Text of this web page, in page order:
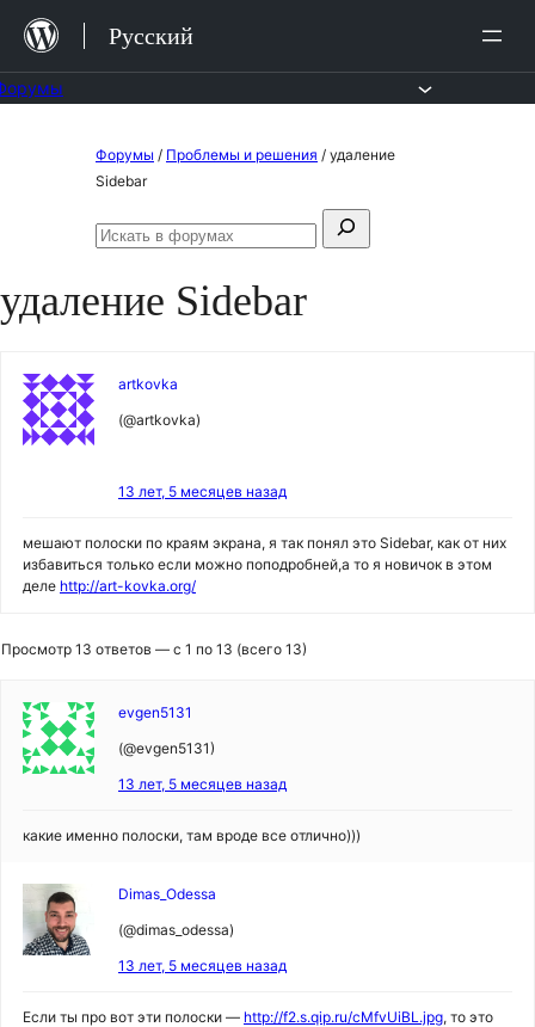
Перейти
содержимому
Русский
Форумы / Проблемы и решения / удаление
Sidebar
Поиск:
Искать
удаление Sidebar
artkovka
(@artkovka)
13 лет, 5 месяцев назад
мешают полоски по краям экрана, я так понял это Sidebar, как от них
избавиться только если можно поподробней,а то я новичок в этом
деле http://art-kovka.org/
Просмотр 13 ответов — с 1 по 13 (всего 13)
evgen5131
(@evgen5131)
13 лет, 5 месяцев назад
какие именно полоски, там вроде все отлично)))
Dimas_Odessa
(@dimas_odessa)
13 лет, 5 месяцев назад
Если ты про вот эти полоски — http://f2.s.qip.ru/cMfvUiBL.jpg, то это